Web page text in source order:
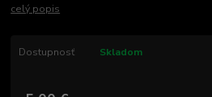
celý popis
Dostupnosť Skladom